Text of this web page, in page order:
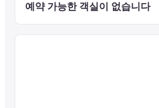
예약 가능한 객실이 없습니다